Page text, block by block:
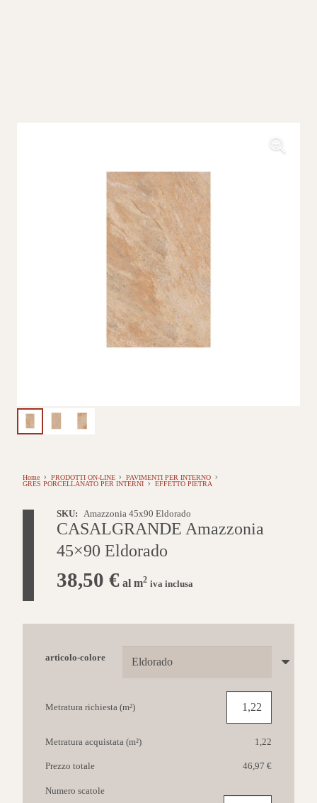
Home PRODOTTI ON-LINE
PAVIMENTI PER INTERNO
GRES PORCELLANATO PER INTERNI
EFFETTO PIETRA
SKU: Amazzonia 45x90 Eldorado
CASALGRANDE Amazzonia
45×90 Eldorado
38,50 € al m2 iva inclusa
articolo-colore
Metratura richiesta (m²)
Metratura acquistata (m²) 1,22
Prezzo totale 46,97 €
Numero scatole